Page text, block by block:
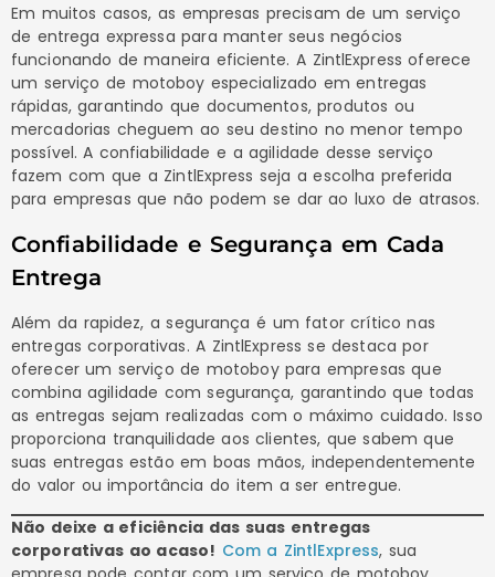
Em muitos casos, as empresas precisam de um serviço
de entrega expressa para manter seus negócios
funcionando de maneira eficiente. A ZintlExpress oferece
um serviço de motoboy especializado em entregas
rápidas, garantindo que documentos, produtos ou
mercadorias cheguem ao seu destino no menor tempo
possível. A confiabilidade e a agilidade desse serviço
fazem com que a ZintlExpress seja a escolha preferida
para empresas que não podem se dar ao luxo de atrasos.
Confiabilidade e Segurança em Cada
Entrega
Além da rapidez, a segurança é um fator crítico nas
entregas corporativas. A ZintlExpress se destaca por
oferecer um serviço de motoboy para empresas que
combina agilidade com segurança, garantindo que todas
as entregas sejam realizadas com o máximo cuidado. Isso
proporciona tranquilidade aos clientes, que sabem que
suas entregas estão em boas mãos, independentemente
do valor ou importância do item a ser entregue.
Não deixe a eficiência das suas entregas
corporativas ao acaso! Com a ZintlExpress, sua